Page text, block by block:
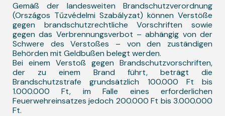
Gemäß der landesweiten Brandschutzverordnung
(Országos Tűzvédelmi Szabályzat) können Verstöße
gegen brandschutzrechtliche Vorschriften sowie
gegen das Verbrennungsverbot – abhängig von der
Schwere des Verstoßes – von den zuständigen
Behörden mit Geldbußen belegt werden.
Bei einem Verstoß gegen Brandschutzvorschriften,
der zu einem Brand führt, beträgt die
Brandschutzstrafe grundsätzlich 100.000 Ft bis
1.000.000 Ft, im Falle eines erforderlichen
Feuerwehreinsatzes jedoch 200.000 Ft bis 3.000.000
Ft.